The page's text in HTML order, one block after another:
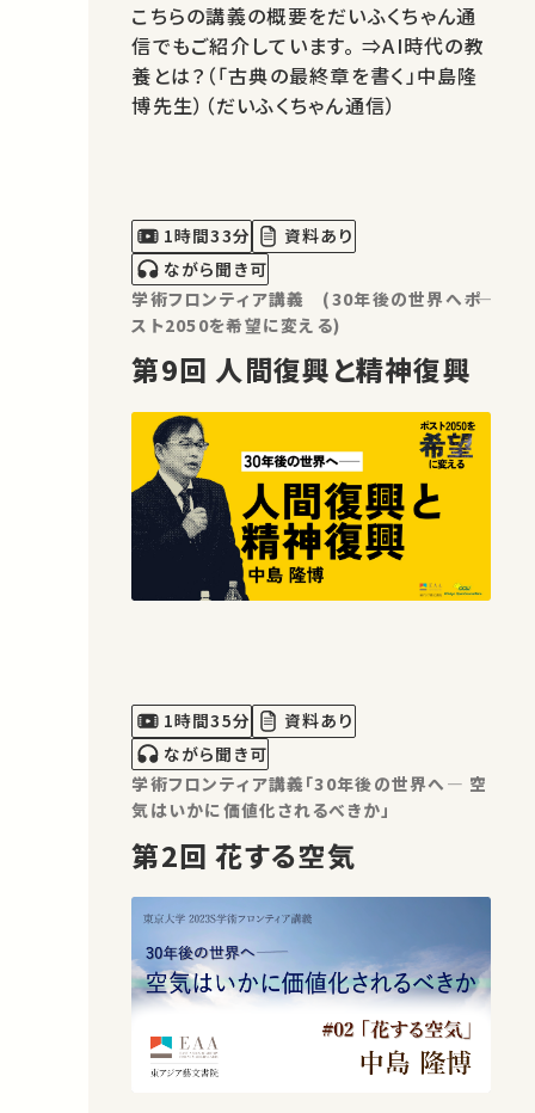
こちらの講義の概要をだいふくちゃん通
信でもご紹介しています。 ⇒AI時代の教
養とは？（「古典の最終章を書く」中島隆
博先生）（だいふくちゃん通信）
1時間33分
資料あり
ながら聞き可
学術フロンティア講義 (30年後の世界へ――ポ
スト2050を希望に変える)
第9回 人間復興と精神復興
1時間35分
資料あり
ながら聞き可
学術フロンティア講義「30年後の世界へ― 空
気はいかに価値化されるべきか」
第2回 花する空気